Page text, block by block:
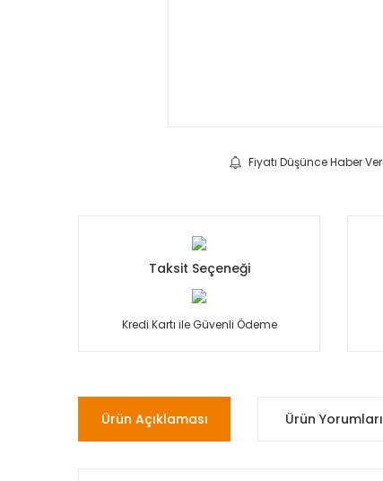
Fiyatı Düşünce Haber Ver
Taksit Seçeneği
Kredi Kartı ile Güvenli Ödeme
Ürün Açıklaması Ürün Yorumları